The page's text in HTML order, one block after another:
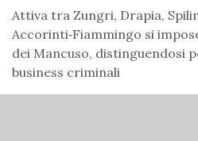
Attiva tra Zungri, Drapia,
Accorinti‑Fiammingo si
dei Mancuso, distinguendosi
business criminali